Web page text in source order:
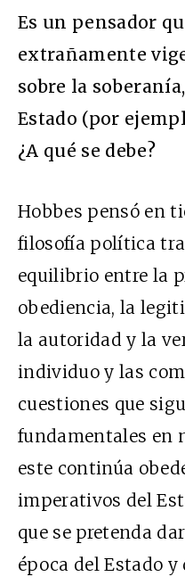
Es un pensador
extrañamente
sobre la
Estado (por
¿A qué se debe?
Hobbes pensó en
filosofía política
equilibrio entre la
obediencia, la
la autoridad y la
individuo y las
cuestiones que
fundamentales en
este continúa
imperativos del
que se pretenda
época del Estado